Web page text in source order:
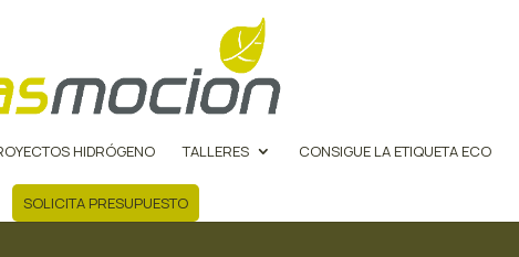
HIDRÓGENO TALLERES CONSIGUE LA ETIQUETA ECO
SOLICITA PRESUPUESTO